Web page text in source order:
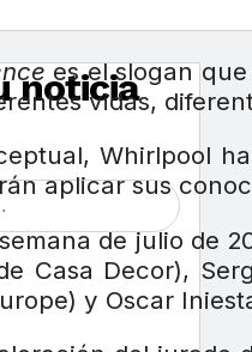
noticia
es el slogan
vidas,
Whirlpool
aplicar sus
de julio de
Casa Decor),
y Oscar